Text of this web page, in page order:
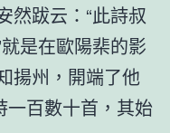
然跋云：“此詩叔
是在歐陽棐的影
揚州，開端了他
一百數十首，其始